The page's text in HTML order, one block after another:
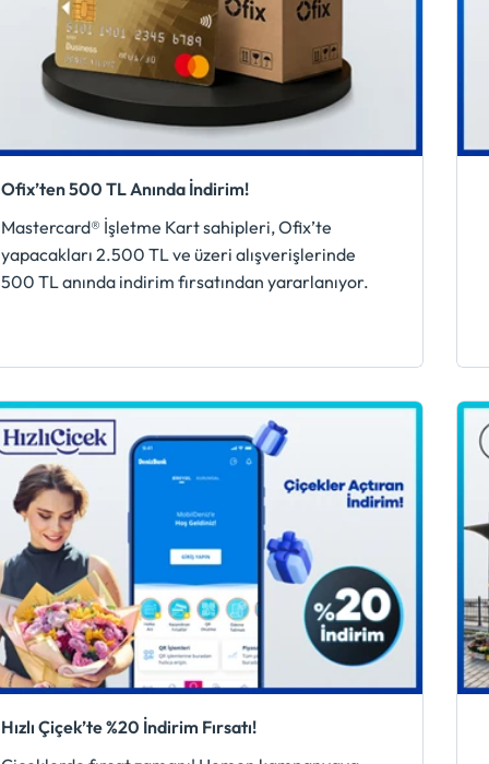
Ofix’ten 500 TL Anında İndirim!
Mastercard® İşletme Kart sahipleri, Ofix’te
yapacakları 2.500 TL ve üzeri alışverişlerinde
500 TL anında indirim fırsatından yararlanıyor.
Hızlı Çiçek’te %20 İndirim Fırsatı!